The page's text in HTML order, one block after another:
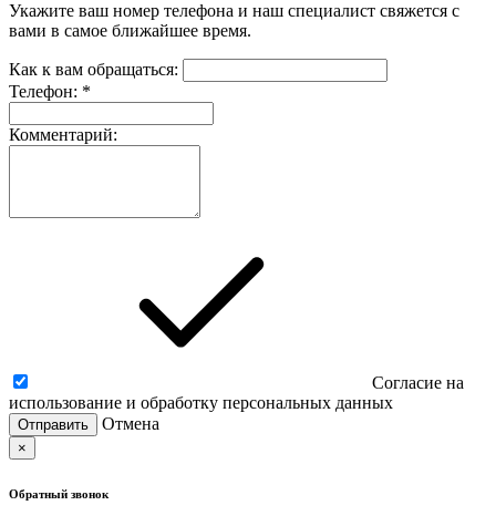
Укажите ваш номер телефона и наш специалист свяжется с
вами в самое ближайшее время.
Как к вам обращаться:
Телефон: *
Комментарий:
Согласие на
использование и обработку персональных данных
Отмена
×
Обратный звонок